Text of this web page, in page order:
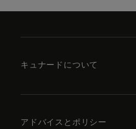
キュナードについて
アドバイスとポリシー